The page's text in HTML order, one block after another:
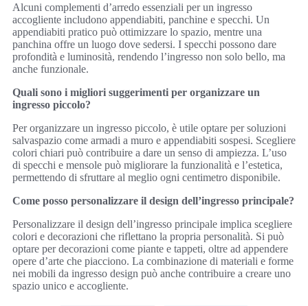
Alcuni complementi d’arredo essenziali per un ingresso
accogliente includono appendiabiti, panchine e specchi. Un
appendiabiti pratico può ottimizzare lo spazio, mentre una
panchina offre un luogo dove sedersi. I specchi possono dare
profondità e luminosità, rendendo l’ingresso non solo bello, ma
anche funzionale.
Quali sono i migliori suggerimenti per organizzare un
ingresso piccolo?
Per organizzare un ingresso piccolo, è utile optare per soluzioni
salvaspazio come armadi a muro e appendiabiti sospesi. Scegliere
colori chiari può contribuire a dare un senso di ampiezza. L’uso
di specchi e mensole può migliorare la funzionalità e l’estetica,
permettendo di sfruttare al meglio ogni centimetro disponibile.
Come posso personalizzare il design dell’ingresso principale?
Personalizzare il design dell’ingresso principale implica scegliere
colori e decorazioni che riflettano la propria personalità. Si può
optare per decorazioni come piante e tappeti, oltre ad appendere
opere d’arte che piacciono. La combinazione di materiali e forme
nei mobili da ingresso design può anche contribuire a creare uno
spazio unico e accogliente.